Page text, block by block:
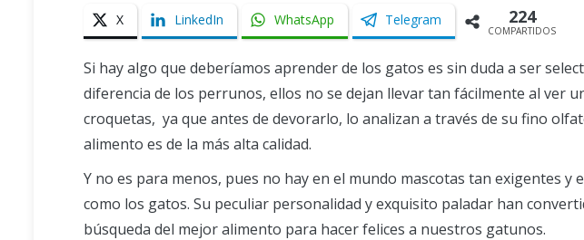
X LinkedIn WhatsApp Telegram 224
COMPARTIDOS
Si hay algo que deberíamos aprender de los gatos es sin duda a ser
diferencia de los perrunos, ellos no se dejan llevar tan fácilmente al ver
croquetas, ya que antes de devorarlo, lo analizan a través de su fino
alimento es de la más alta calidad.
Y no es para menos, pues no hay en el mundo mascotas tan exigentes y
como los gatos. Su peculiar personalidad y exquisito paladar han
búsqueda del mejor alimento para hacer felices a nuestros gatunos.